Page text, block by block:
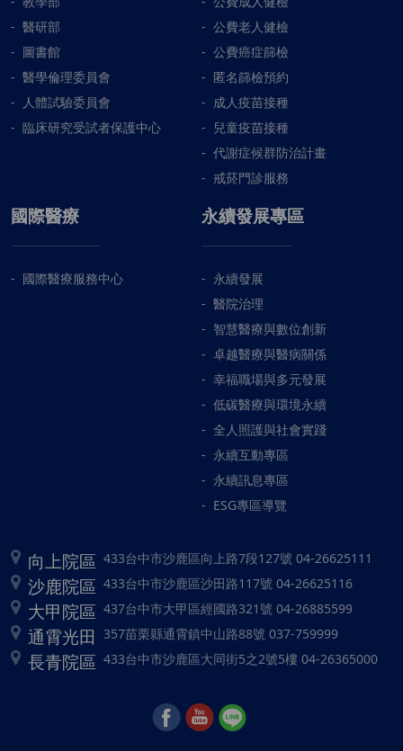
醫研部
圖書館
醫學倫理委員會
人體試驗委員會
臨床研究受試者保護中心
公費老人健檢
公費癌症篩檢
匿名篩檢預約
成人疫苗接種
兒童疫苗接種
代謝症候群防治計畫
戒菸門診服務
國際醫療
國際醫療服務中心
永續發展專區
永續發展
醫院治理
智慧醫療與數位創新
卓越醫療與醫病關係
幸福職場與多元發展
低碳醫療與環境永續
全人照護與社會實踐
永續互動專區
永續訊息專區
ESG專區導覽
向上院區 433台中市沙鹿區向上路7段127號 04-26625111
沙鹿院區 433台中市沙鹿區沙田路117號 04-26625116
大甲院區 437台中市大甲區經國路321號 04-26885599
通霄光田 357苗栗縣通霄鎮中山路88號 037-759999
長青院區 433台中市沙鹿區大同街5之2號5樓 04-26365000